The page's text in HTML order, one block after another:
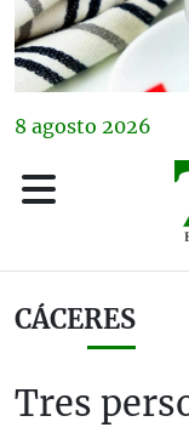
8 agosto 2026
CÁCERES
Tres